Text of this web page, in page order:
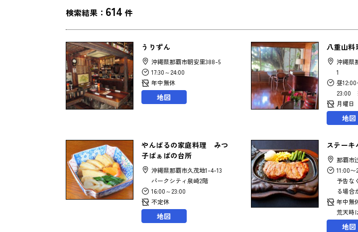
検索結果： 614 件
うりずん
沖縄県那覇市朝安里388-5
17:30～24:00
年中無休
地図
八重山料
沖縄県
1
昼12:00
23:00
月曜日
地図
やんばるの家庭料理 みつ
子ばぁばの台所
沖縄県那覇市久茂地1-4-13
パークシティ泉崎2階
16:00～23:00
不定休
地図
ステーキ
那覇市
11:00
予告な
る場合
年中無
荒天時
地図